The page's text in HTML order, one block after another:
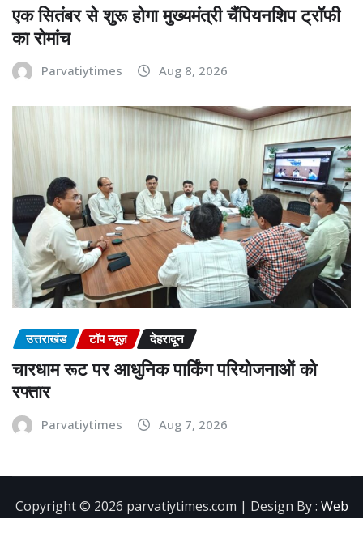
एक सितंबर से शुरू होगा मुख्यमंत्री चैंपियनशिप ट्रॉफी
का रोमांच
Parvatiytimes Aug 8, 2026
उत्तराखंड टॉप न्यूज़ देहरादून
चारधाम रूट पर आधुनिक पार्किंग परियोजनाओं को
रफ्तार
Parvatiytimes Aug 7, 2026
Copyright ©️ 2026 parvatiytimes.com | Design By : Web